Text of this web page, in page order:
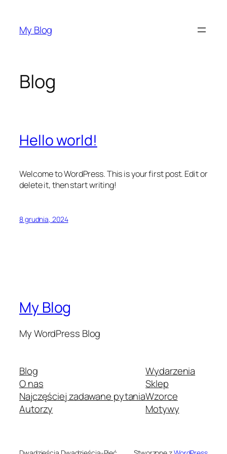
treściMy Blog
Blog
Hello world!
Welcome to WordPress. This is your first post. Edit or
delete it, then start writing!
8 grudnia, 2024
My Blog
My WordPress Blog
Blog
O nas
Najczęściej zadawane pytania
Autorzy
Wydarzenia
Sklep
Wzorce
Motywy